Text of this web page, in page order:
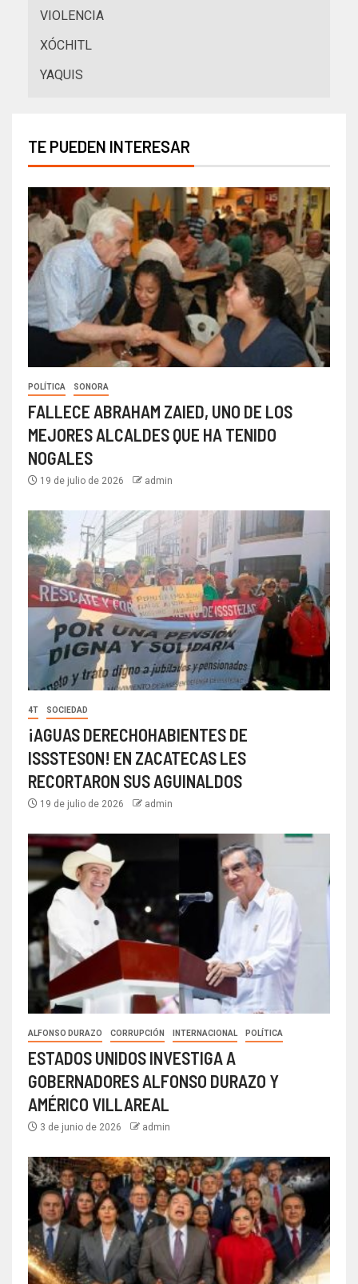
VIOLENCIA
XÓCHITL
YAQUIS
TE PUEDEN INTERESAR
POLÍTICA SONORA
FALLECE ABRAHAM ZAIED, UNO DE LOS
MEJORES ALCALDES QUE HA TENIDO
NOGALES
19 de julio de 2026 admin
4T SOCIEDAD
¡AGUAS DERECHOHABIENTES DE
ISSSTESON! EN ZACATECAS LES
RECORTARON SUS AGUINALDOS
19 de julio de 2026 admin
ALFONSO DURAZO CORRUPCIÓN INTERNACIONAL POLÍTICA
ESTADOS UNIDOS INVESTIGA A
GOBERNADORES ALFONSO DURAZO Y
AMÉRICO VILLAREAL
3 de junio de 2026 admin